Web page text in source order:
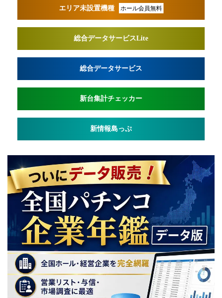
エリア未設置機種 ホール会員無料
総合データサービスLite
総合データサービス
新台集計チェッカー
新情報島っぷ